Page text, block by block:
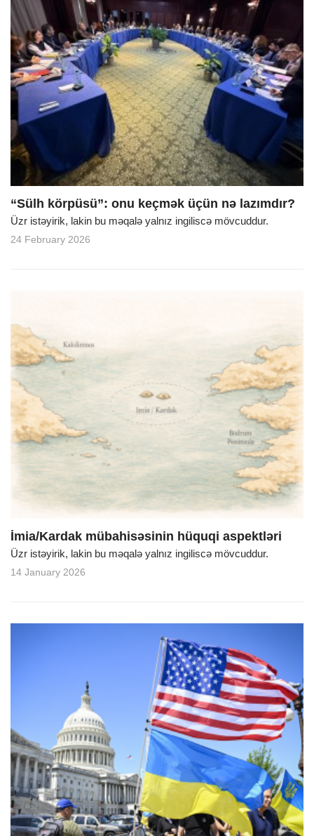
“Sülh körpüsü”: onu keçmək üçün nə lazımdır?
Üzr istəyirik, lakin bu məqalə yalnız ingiliscə mövcuddur.
24 February 2026
İmia/Kardak mübahisəsinin hüquqi aspektləri
Üzr istəyirik, lakin bu məqalə yalnız ingiliscə mövcuddur.
14 January 2026